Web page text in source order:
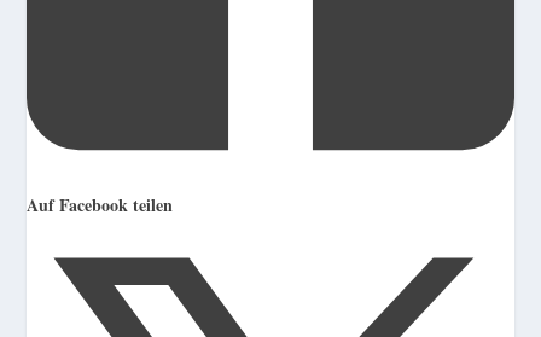
Auf Facebook teilen